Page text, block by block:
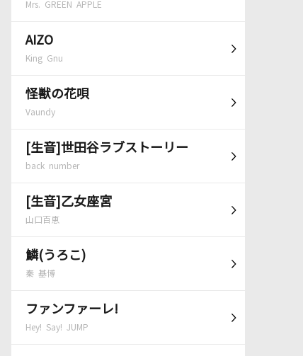
Mrs. GREEN APPLE
AIZO
King Gnu
怪獣の花唄
Vaundy
[生音]世田谷ラブストーリー
back number
[生音]乙女座宮
山口百恵
鱗(うろこ)
秦 基博
ファンファーレ!
Hey! Say! JUMP